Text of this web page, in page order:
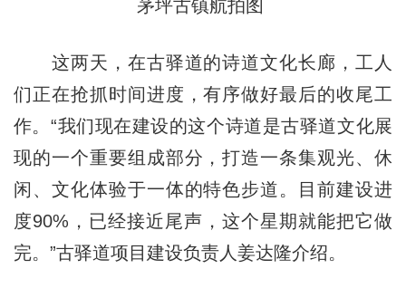
茅坪古镇航拍图
这两天，在古驿道的诗道文化长廊，工人
们正在抢抓时间进度，有序做好最后的收尾工
作。“我们现在建设的这个诗道是古驿道文化展
现的一个重要组成部分，打造一条集观光、休
闲、文化体验于一体的特色步道。目前建设进
度90%，已经接近尾声，这个星期就能把它做
完。”古驿道项目建设负责人姜达隆介绍。